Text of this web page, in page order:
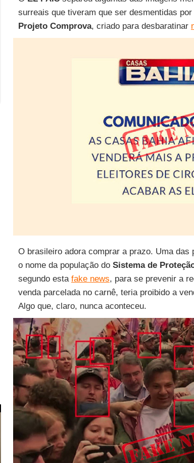
surreais que tiveram que ser desmentidas
Projeto Comprova, criado para desbaratinar
O brasileiro adora comprar a prazo. Uma das
o nome da população do Sistema de
segundo esta fake news, para se prevenir a
venda parcelada no carnê, teria proibido a
Algo que, claro, nunca aconteceu.